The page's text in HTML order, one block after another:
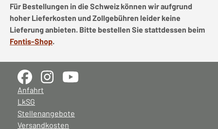
Für Bestellungen in die Schweiz können wir aufgrund
hoher Lieferkosten und Zollgebühren leider keine
Lieferung anbieten. Bitte bestellen Sie stattdessen beim
Fontis-Shop.
Anfahrt
LkSG
Stellenangebote
Versandkosten